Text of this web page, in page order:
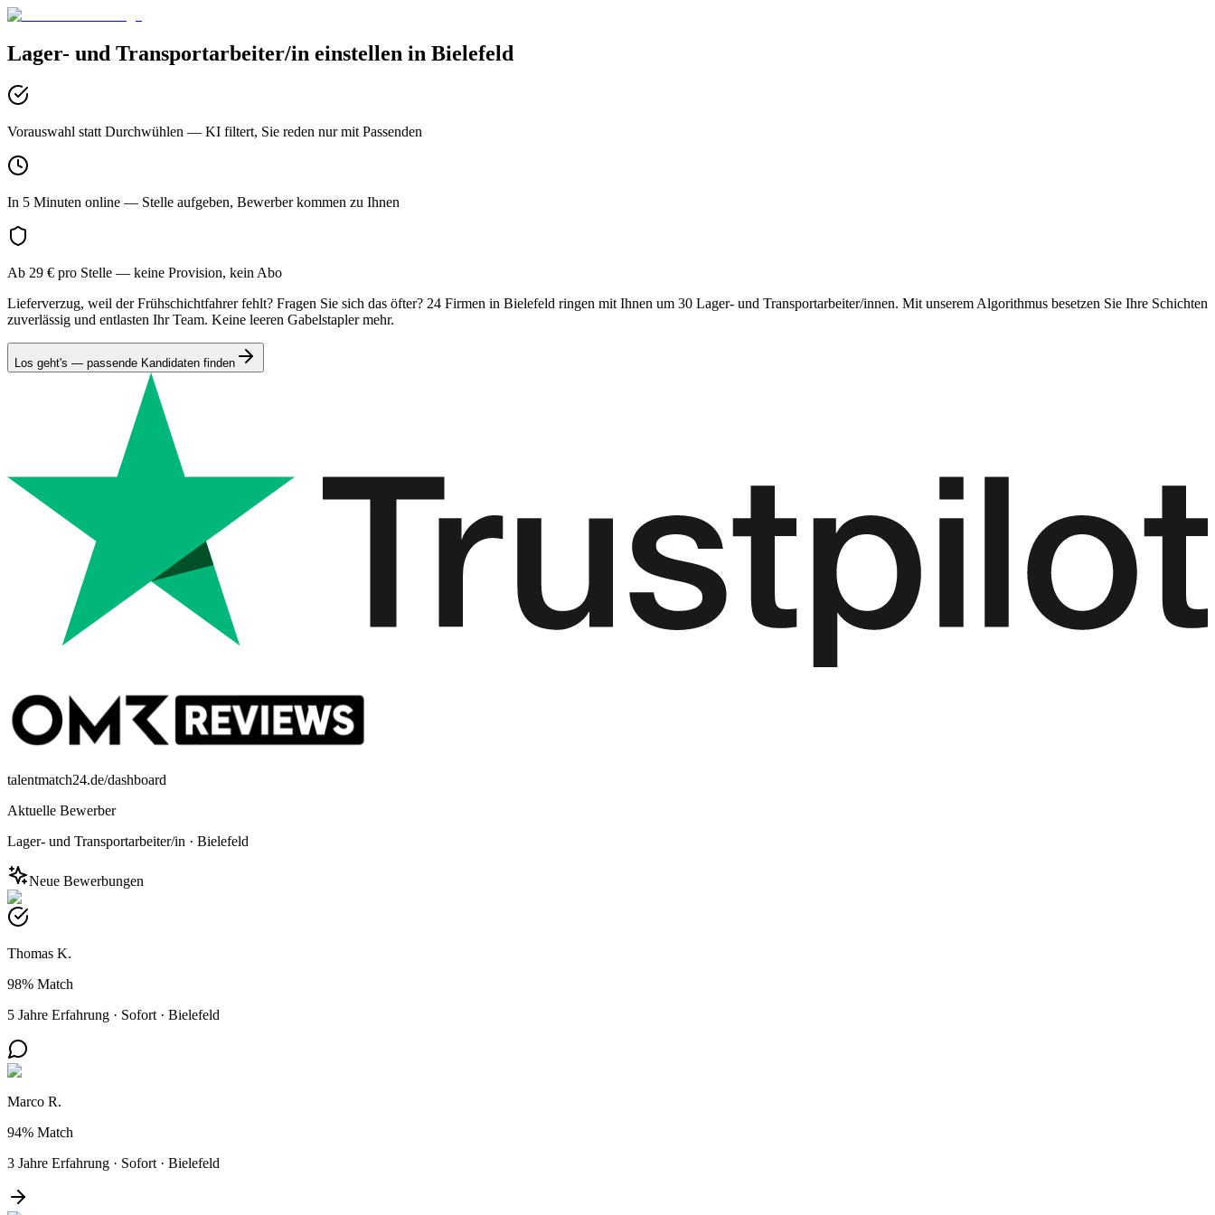
Lager- und Transportarbeiter/in einstellen in Bielefeld
Vorauswahl statt Durchwühlen — KI filtert, Sie reden nur mit Passenden
In 5 Minuten online — Stelle aufgeben, Bewerber kommen zu Ihnen
Ab 29 € pro Stelle — keine Provision, kein Abo
Lieferverzug, weil der Frühschichtfahrer fehlt? Fragen Sie sich das öfter? 24 Firmen in Bielefeld ringen mit Ihnen um 30 Lager- und Transportarbeiter/innen. Mit unserem Algorithmus besetzen Sie Ihre Schichten
zuverlässig und entlasten Ihr Team. Keine leeren Gabelstapler mehr.
Los geht's — passende Kandidaten finden
talentmatch24.de/dashboard
Aktuelle Bewerber
Lager- und Transportarbeiter/in · Bielefeld
Neue Bewerbungen
Thomas K.
98% Match
5 Jahre Erfahrung · Sofort · Bielefeld
Marco R.
94% Match
3 Jahre Erfahrung · Sofort · Bielefeld